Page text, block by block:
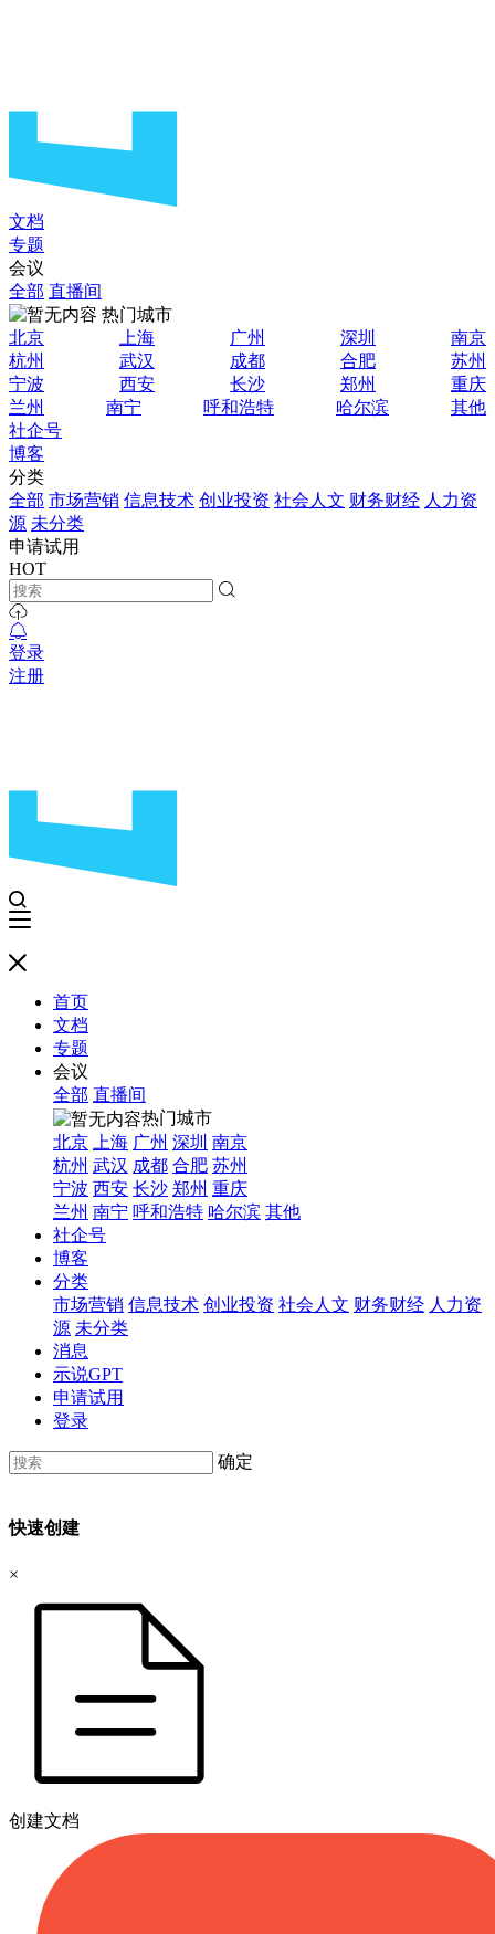
文档
专题
会议
全部 直播间
热门城市
北京
上海 广州 深圳
南京
杭州
武汉 成都 合肥
苏州
宁波
西安 长沙 郑州
重庆
兰州
南宁 呼和浩特 哈尔滨
其他
社企号
博客
分类
全部 市场营销 信息技术 创业投资 社会人文 财务财经 人力资
源 未分类
申请试用
HOT
登录
注册
首页
文档
专题
会议
全部 直播间
热门城市
北京
上海 广州 深圳 南京
杭州 武汉 成都 合肥 苏州
宁波 西安 长沙 郑州 重庆
兰州 南宁 呼和浩特 哈尔滨 其他
社企号
博客
分类
市场营销 信息技术 创业投资 社会人文 财务财经 人力资
源 未分类
消息
示说GPT
申请试用
登录
确定
快速创建
×
创建文档